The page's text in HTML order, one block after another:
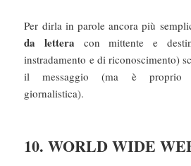
Per dirla in parole ancora più
da lettera con mittente e
instradamento e di riconoscimento)
il messaggio (ma è proprio
giornalistica).
10. WORLD WIDE